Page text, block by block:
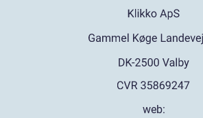
web: